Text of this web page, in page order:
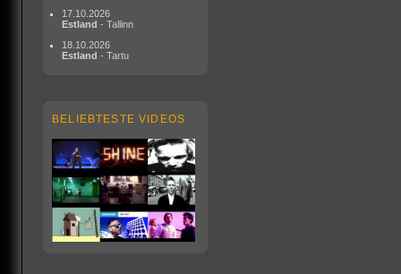
17.10.2026
Estland - Tallinn
18.10.2026
Estland - Tartu
BELIEBTESTE VIDEOS